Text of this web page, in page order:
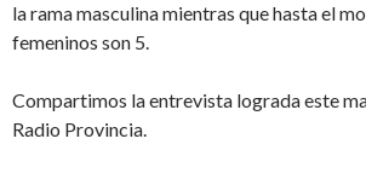
la rama masculina mientras que hasta el
femeninos son 5.
Compartimos la entrevista lograda este
Radio Provincia.